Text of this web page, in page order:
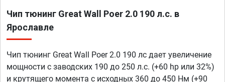
Чип тюнинг Great Wall Poer 2.0 190 л.с. в
Ярославле
Чип тюнинг Great Wall Poer 2.0 190 лс дает увеличение
мощности с заводских 190 до 250 л.с. (+60 hp или 32%)
и крутящего момента с исходных 360 до 450 Нм (+90